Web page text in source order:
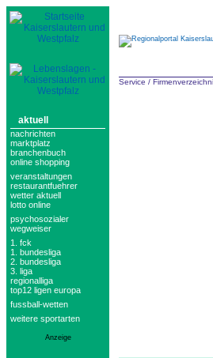
aktuell
nachrichten
marktplatz
branchenbuch
online shopping
veranstaltungen
restaurantfuehrer
wetter aktuell
lotto online
psychosozialer
wegweiser
1. fck
1. bundesliga
2. bundesliga
3. liga
regionalliga
top12 ligen europa
fussball-wetten
weitere sportarten
Anzeige
Service /